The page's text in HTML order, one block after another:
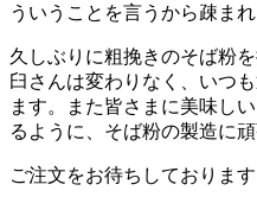
ういうことを言うから疎ま
久しぶりに粗挽きのそば粉
臼さんは変わりなく、いつ
ます。また皆さまに美味し
るように、そば粉の製造に頑
ご注文をお待ちしております